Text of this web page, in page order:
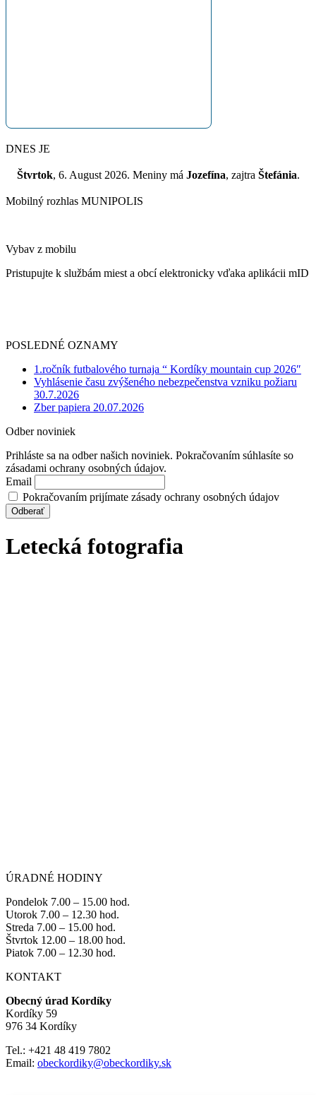
DNES JE
Štvrtok, 6. August 2026. Meniny má Jozefína, zajtra Štefánia.
Mobilný rozhlas MUNIPOLIS
Vybav z mobilu
Pristupujte k službám miest a obcí elektronicky vďaka aplikácii mID
POSLEDNÉ OZNAMY
1.ročník futbalového turnaja “ Kordíky mountain cup 2026″
Vyhlásenie času zvýšeného nebezpečenstva vzniku požiaru
30.7.2026
Zber papiera 20.07.2026
Odber noviniek
Prihláste sa na odber našich noviniek. Pokračovaním súhlasíte so
zásadami ochrany osobných údajov.
Email
Pokračovaním prijímate zásady ochrany osobných údajov
Letecká fotografia
ÚRADNÉ HODINY
Pondelok 7.00 – 15.00 hod.
Utorok 7.00 – 12.30 hod.
Streda 7.00 – 15.00 hod.
Štvrtok 12.00 – 18.00 hod.
Piatok 7.00 – 12.30 hod.
KONTAKT
Obecný úrad Kordíky
Kordíky 59
976 34 Kordíky
Tel.: +421 48 419 7802
Email: obeckordiky@obeckordiky.sk